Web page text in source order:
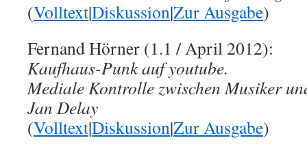
(Volltext|Diskussion|Zur Ausgabe)
Fernand Hörner (1.1 / April 2012):
Kaufhaus-Punk auf youtube.
Mediale Kontrolle zwischen Musiker
Jan Delay
(Volltext|Diskussion|Zur Ausgabe)